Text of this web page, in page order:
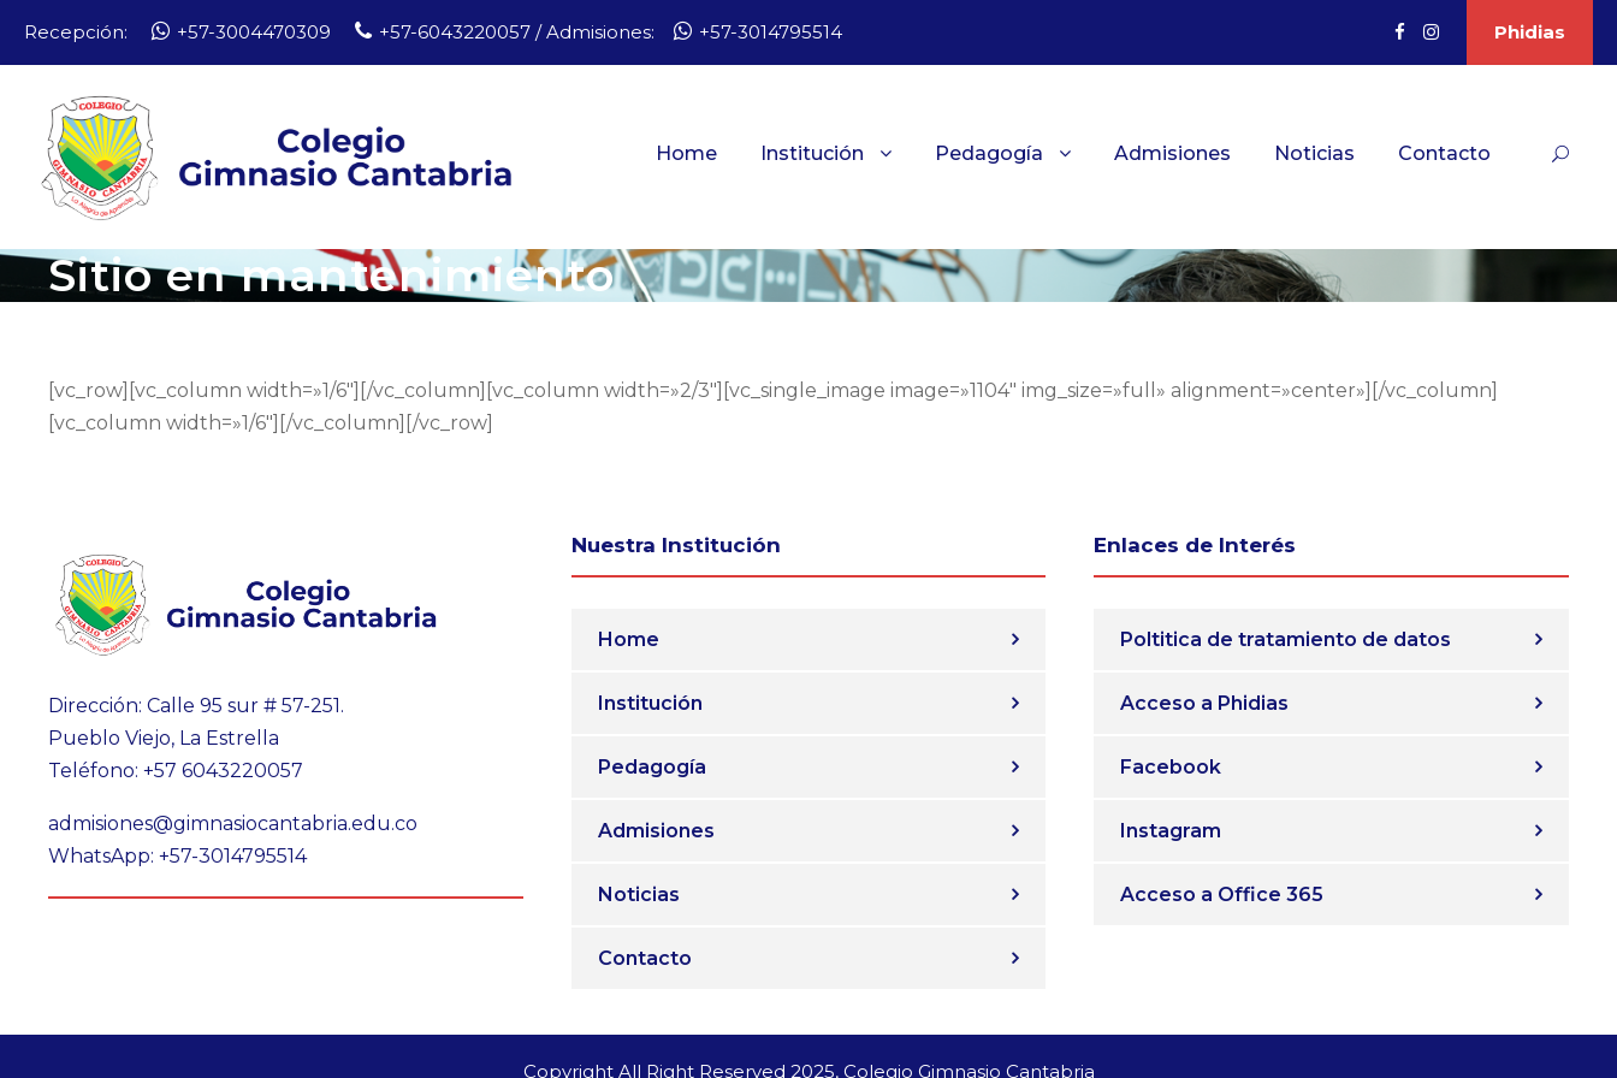
Recepción: +57-3004470309 +57-6043220057 / Admisiones: +57-3014795514 Phidias
Home Institución Pedagogía Admisiones Noticias Contacto
Sitio en mantenimiento
[vc_row][vc_column width=»1/6″][/vc_column][vc_column width=»2/3″][vc_single_image image=»1104″ img_size=»full» alignment=»center»][/vc_column]
[vc_column width=»1/6″][/vc_column][/vc_row]
Dirección: Calle 95 sur # 57-251.
Pueblo Viejo, La Estrella
Teléfono: +57 6043220057
admisiones@gimnasiocantabria.edu.co
WhatsApp: +57-3014795514
Nuestra Institución
Home
Institución
Pedagogía
Admisiones
Noticias
Contacto
Enlaces de Interés
Poltitica de tratamiento de datos
Acceso a Phidias
Facebook
Instagram
Acceso a Office 365
Copyright All Right Reserved 2025, Colegio Gimnasio Cantabria